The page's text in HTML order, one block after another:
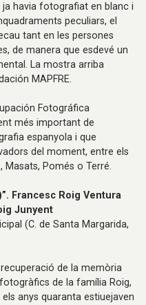
ja havia fotografiat en blanc i
peculiars, el
tant en les persones
de manera que esdevé un
La mostra arriba
MAPFRE.
Fotográfica
més important de
espanyola i que
del moment, entre els
Masats, Pomés o Terré.
Francesc Roig Ventura
Junyent
(C. de Santa Margarida,
recuperació de la memòria
de la família Roig,
anys quaranta estiuejaven